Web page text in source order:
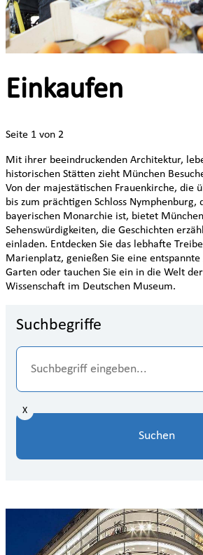
Einkaufen
Seite 1 von 2
Mit ihrer beeindruckenden Architektur,
historischen Stätten zieht München
Von der majestätischen Frauenkirche, die
bis zum prächtigen Schloss Nymphenburg,
bayerischen Monarchie ist, bietet
Sehenswürdigkeiten, die Geschichten
einladen. Entdecken Sie das lebhafte
Marienplatz, genießen Sie eine entspannte
Garten oder tauchen Sie ein in die Welt
Wissenschaft im Deutschen Museum.
Suchbegriffe
X
Suchen